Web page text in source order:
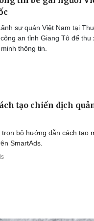
sự quán Việt Nam tại
an tỉnh Giang Tô để thu
thông tin.
tạo chiến dịch